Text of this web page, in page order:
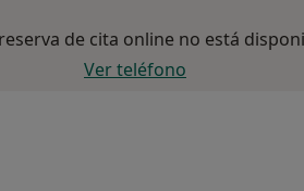
de cita online no está
Ver teléfono